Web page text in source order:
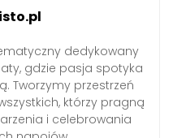
dedykowany
gdzie pasja spotyka
Tworzymy przestrzeń
którzy pragną
i celebrowania